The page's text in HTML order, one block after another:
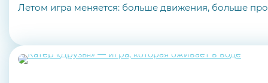
Летом игра меняется: больше движения, больше